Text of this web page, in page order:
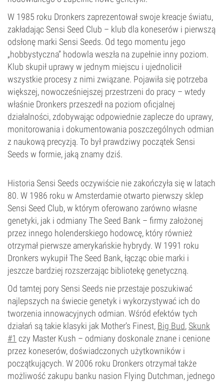
W 1985 roku Dronkers zaprezentował swoje kreacje światu,
zakładając Sensi Seed Club – klub dla koneserów i pierwszą
odsłonę marki Sensi Seeds. Od tego momentu jego
„hobbystyczna” hodowla weszła na zupełnie inny poziom.
Klub skupił uprawy w jednym miejscu i ujednolicił
wszystkie procesy z nimi związane. Pojawiła się potrzeba
większej, nowocześniejszej przestrzeni do pracy – wtedy
właśnie Dronkers przeszedł na poziom oficjalnej
działalności, zdobywając odpowiednie zaplecze do uprawy,
monitorowania i dokumentowania poszczególnych odmian
z naukową precyzją. To był prawdziwy początek Sensi
Seeds w formie, jaką znamy dziś.
Historia Sensi Seeds oczywiście nie zakończyła się w latach
80. W 1986 roku w Amsterdamie otwarto pierwszy sklep
Sensi Seed Club, w którym oferowano zarówno własne
genetyki, jak i odmiany The Seed Bank – firmy założonej
przez innego holenderskiego hodowcę, który również
otrzymał pierwsze amerykańskie hybrydy. W 1991 roku
Dronkers wykupił The Seed Bank, łącząc obie marki i
jeszcze bardziej rozszerzając bibliotekę genetyczną.
Od tamtej pory Sensi Seeds nie przestaje poszukiwać
najlepszych na świecie genetyk i wykorzystywać ich do
tworzenia innowacyjnych odmian. Wśród efektów tych
działań są takie klasyki jak Mother’s Finest, Big Bud, Skunk
#1 czy Master Kush – odmiany doskonale znane i cenione
przez koneserów, doświadczonych użytkowników i
początkujących. W 2006 roku Dronkers otrzymał także
możliwość zakupu banku nasion Flying Dutchman, jednego